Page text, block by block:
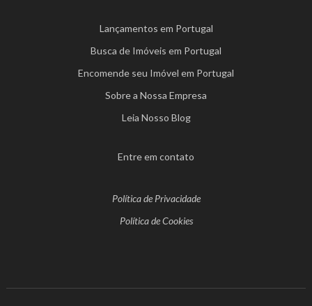
Lançamentos em Portugal
Busca de Imóveis em Portugal
Encomende seu Imóvel em Portugal
Sobre a Nossa Empresa
Leia Nosso Blog
Entre em contato
Política de Privacidade
Política de Cookies